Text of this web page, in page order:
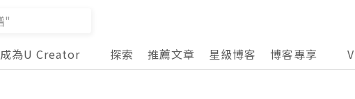
成為U Creator 探索 推薦文章 星級博客 博客專享